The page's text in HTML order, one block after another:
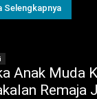
Selengkapnya
Anak Muda
Remaja